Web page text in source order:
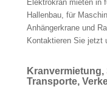
Elektrokran mieten in
Hallenbau, für
Anhängerkrane und
Kontaktieren Sie jetzt
Kranvermietung,
Transporte,